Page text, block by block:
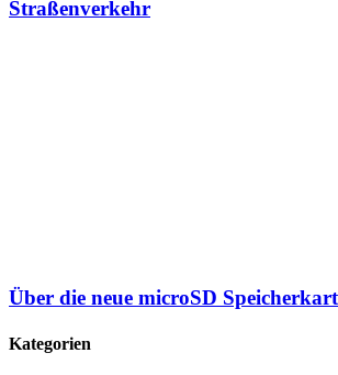
Straßenverkehr
Über die neue microSD
Kategorien